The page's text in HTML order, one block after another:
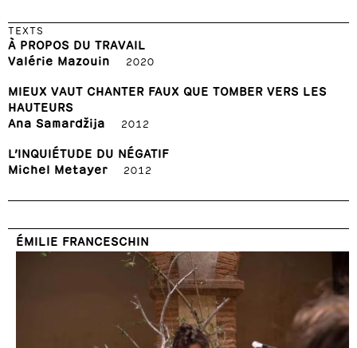
TEXTS
À PROPOS DU TRAVAIL
Valérie Mazouin
2020
MIEUX VAUT CHANTER FAUX QUE TOMBER VERS LES
HAUTEURS
Ana Samardžija
2012
L’INQUIÉTUDE DU NÉGATIF
Michel Metayer
2012
ÉMILIE FRANCESCHIN